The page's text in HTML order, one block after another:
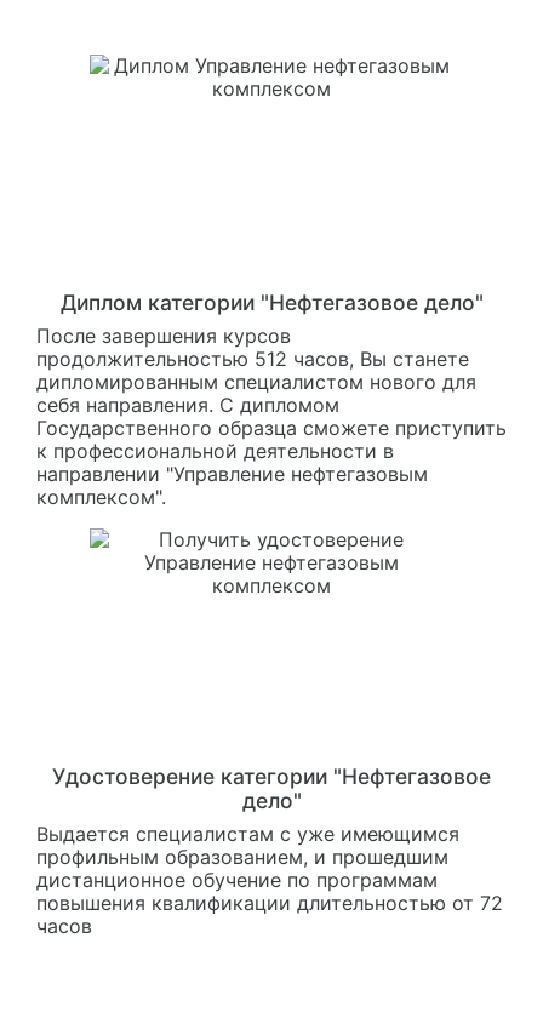
Диплом категории "Нефтегазовое дело"
После завершения курсов
продолжительностью 512 часов, Вы станете
дипломированным специалистом нового для
себя направления. С дипломом
Государственного образца сможете приступить
к профессиональной деятельности в
направлении "Управление нефтегазовым
комплексом".
Удостоверение категории "Нефтегазовое
дело"
Выдается специалистам с уже имеющимся
профильным образованием, и прошедшим
дистанционное обучение по программам
повышения квалификации длительностью от 72
часов